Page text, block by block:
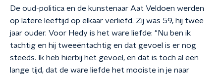
De oud-politica en de kunstenaar Aat Veldoen werden
op latere leeftijd op elkaar verliefd. Zij was 59, hij twee
jaar ouder. Voor Hedy is het ware liefde: "Nu ben ik
tachtig en hij tweeëntachtig en dat gevoel is er nog
steeds. Ik heb hierbij het gevoel, en dat is toch al een
lange tijd, dat de ware liefde het mooiste in je naar